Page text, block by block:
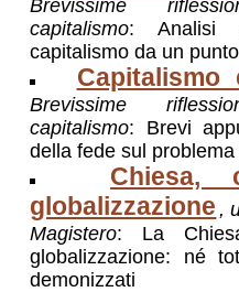
Brevissime
capitalismo: Analisi
capitalismo da un
Capitalismo
Brevissime
capitalismo: Brevi
della fede sul
Chiesa,
globalizzazione ,
Magistero: La
globalizzazione: né
demonizzati